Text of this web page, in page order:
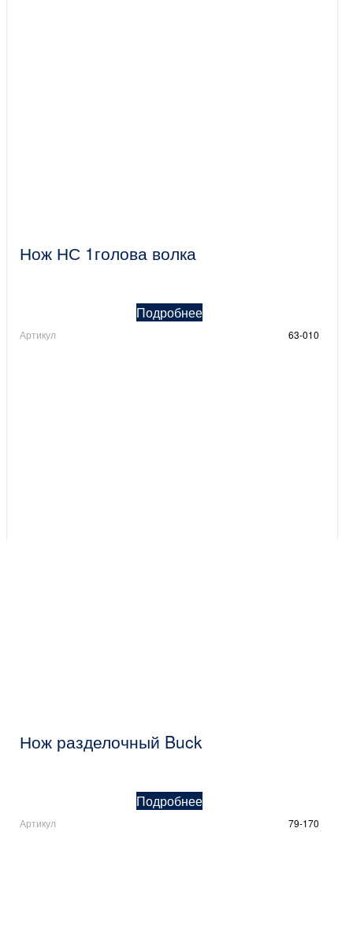
Нож НС 1голова волка
Подробнее
Артикул 63-010
Нож разделочный Buck
Подробнее
Артикул 79-170